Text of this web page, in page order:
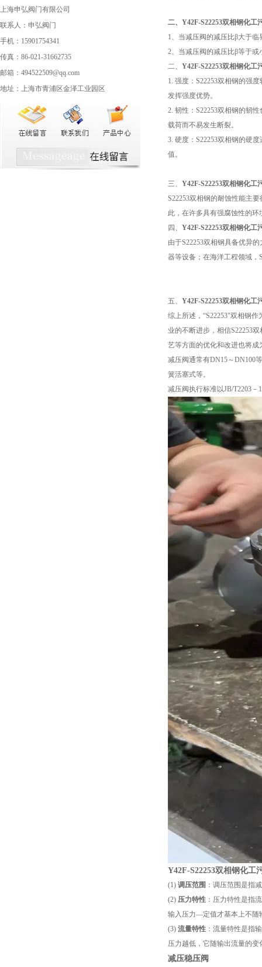
上海申弘阀门有限公司
联系人：申弘阀门
手机：15901754341
传真：86-021-31662735
邮箱：494522509@qq.com
地址：上海市青浦区金泽工业园区
二、 Y42F-S22253双相钢化工
1、当减压阀的减压比β大于
2、当减压阀的减压比β等于
二、 Y42F-S22253双相钢化工
1. 强度：S22253双相钢的强
发挥强度优势。
2. 韧性：S22253双相钢的韧
载荷而不易发生断裂。
3. 硬度：S22253双相钢的硬
值。
三、 Y42F-S22253双相钢化工
S22253双相钢的耐蚀性能主
此，在许多具有强腐蚀性的
四、 Y42F-S22253双相钢化工
由于S22253双相钢具备优异
器等设备；在海洋工程领域，
五、 Y42F-S22253双相钢化工
综上所述，“S22253"双相钢
业的不断进步，相信S22253
艺等方面的优化和改进也将
减压阀通常有DN15～DN100
簧活塞式等。
减压阀执行标准以JB/T2203
Y42F-S22253双相钢化工
(1) 调压范围 ：调压范围是指
(2) 压力特性 ：压力特性是指
输入压力—定值才基本上不随
(3) 流量特性 ：流量特性是指
压力越低，它随输出流量的变
减压稳压阀